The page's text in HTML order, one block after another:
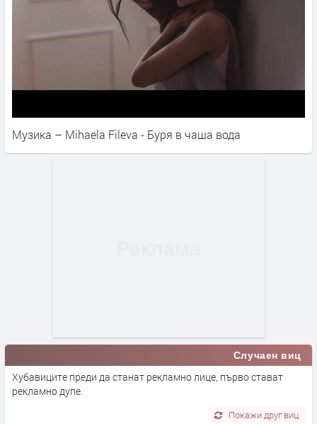
Музика – Mihaela Fileva - Буря в чаша вода
Случаен виц
Хубавиците преди да станат рекламно лице, първо стават
рекламно дупе.
Покажи друг виц